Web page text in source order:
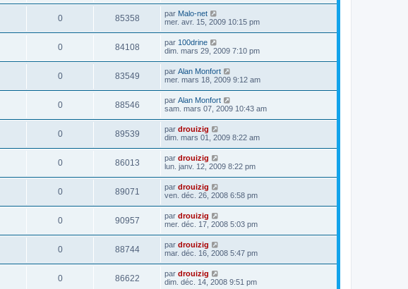
0 85358 par Malo-net
mer. avr. 15, 2009 10:15 pm
0 84108 par 100drine
dim. mars 29, 2009 7:10 pm
0 83549 par Alan Monfort
mer. mars 18, 2009 9:12 am
0 88546 par Alan Monfort
sam. mars 07, 2009 10:43 am
0 89539 par drouizig
dim. mars 01, 2009 8:22 am
0 86013 par drouizig
lun. janv. 12, 2009 8:22 pm
0 89071 par drouizig
ven. déc. 26, 2008 6:58 pm
0 90957 par drouizig
mer. déc. 17, 2008 5:03 pm
0 88744 par drouizig
mar. déc. 16, 2008 5:47 pm
0 86622 par drouizig
dim. déc. 14, 2008 9:51 pm